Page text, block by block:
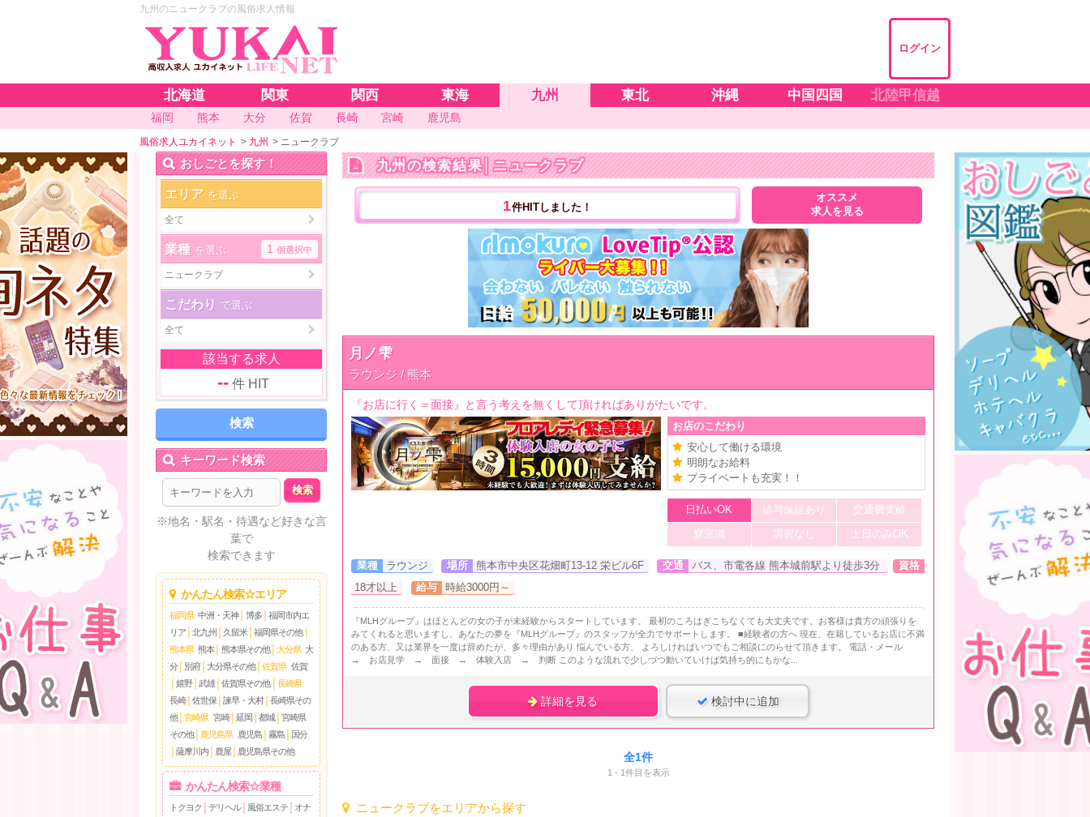
九州のニュークラブの風俗求人情報
ログイン
北海道 関東 関西 東海 九州 東北 沖縄 中国四国 北陸甲信越
福岡 熊本 大分 佐賀 長崎 宮崎 鹿児島
風俗求人ユカイネット > 九州 > ニュークラブ
おしごとを探す！
エリア を選ぶ
全て
業種 を選ぶ 1 個選択中
ニュークラブ
こだわり で選ぶ
全て
該当する求人
-- 件 HIT
キーワード検索
※地名・駅名・待遇など好きな言
葉で
検索できます
かんたん検索☆エリア
福岡県 中洲・天神 博多
福岡市内エ
リア
北九州 久留米 福岡県その他
熊本県 熊本 熊本県その他│ 大分県 大
分
別府 大分県その他 佐賀県 佐賀
嬉野 武雄 佐賀県その他
長崎県
長崎
佐世保 諫早・大村
長崎県その
他
宮崎県 宮崎│ 延岡 都城│ 宮崎県
その他
鹿児島県 鹿児島 霧島
国分
薩摩川内 鹿屋 鹿児島県その他
かんたん検索☆業種
トクヨク デリヘル 風俗エステ
オナ
九州の検索結果│ニュークラブ
1件HITしました！
オススメ
求人を見る
月ノ雫
ラウンジ / 熊本
『お店に行く＝面接』と言う考えを無くして頂ければありがたいです。
お店のこだわり
安心して働ける環境
明朗なお給料
プライベートも充実！！
日払いOK 給与保証あり 交通費支給
寮完備 講習なし 土日のみOK
業種 ラウンジ 場所 熊本市中央区花畑町13-12 栄ビル6F 交通 バス、市電各線 熊本城前駅より徒歩3分
資格
18才以上
給与 時給3000円～
『MLHグループ』はほとんどの女の子が未経験からスタートしています。 最初のころはぎこちなくても大丈夫です。お客様は貴方の頑張りを
みてくれると思いますし、あなたの夢を『MLHグループ』のスタッフが全力でサポートします。 ■経験者の方へ 現在、在籍しているお店に不満
のある方、又は業界を一度は辞めたが、多々理由があり 悩んでいる方、 よろしければいつでもご相談にのらせて頂きます。 電話・メール
→ お店見学 → 面接 → 体験入店 → 判断 このような流れで少しづつ動いていけば気持ち的にもかな...
詳細を見る 検討中に追加
全1件
1 - 1件目を表示
ニュークラブをエリアから探す